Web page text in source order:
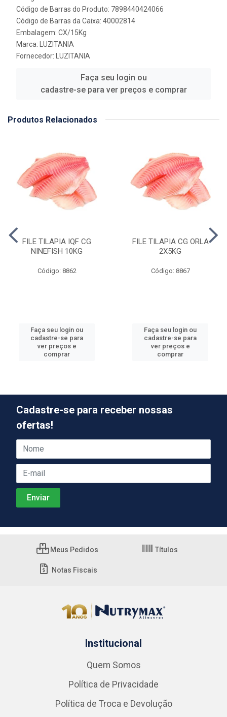
Código de Barras do Produto: 7898440424066
Código de Barras da Caixa: 40002814
Embalagem: CX/15Kg
Marca:
LUZITANIA
Fornecedor:
LUZITANIA
Faça seu login ou
cadastre-se para ver preços e comprar
Produtos Relacionados
FILE TILAPIA IQF CG
NINEFISH 10KG
Código: 8862
Faça seu login ou
cadastre-se para
ver preços e
comprar
FILE TILAPIA CG ORLA
2X5KG
Código: 8867
Faça seu login ou
cadastre-se para
ver preços e
comprar
Cadastre-se para receber nossas
ofertas!
Meus Pedidos Títulos
Notas Fiscais
Institucional
Quem Somos
Política de Privacidade
Política de Troca e Devolução